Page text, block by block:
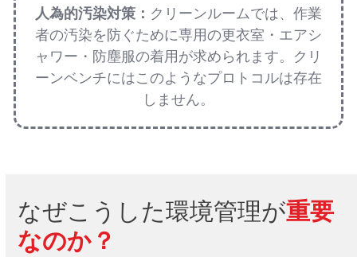
人為的汚染対策： クリーンルームでは、作業
者の汚染を防ぐために専用の更衣室・エアシ
ャワー・防塵服の着用が求められます。クリ
ーンベンチにはこのようなプロトコルは存在
しません。
なぜこうした環境管理が重要
なのか？